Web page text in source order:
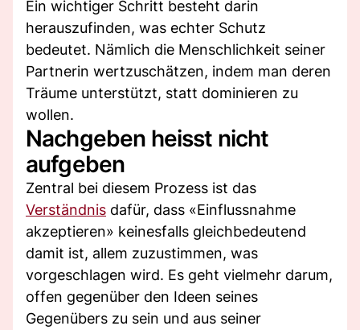
Ein wichtiger Schritt besteht darin
herauszufinden, was echter Schutz
bedeutet. Nämlich die Menschlichkeit seiner
Partnerin wertzuschätzen, indem man deren
Träume unterstützt, statt dominieren zu
wollen.
Nachgeben heisst nicht
aufgeben
Zentral bei diesem Prozess ist das
Verständnis dafür, dass «Einflussnahme
akzeptieren» keinesfalls gleichbedeutend
damit ist, allem zuzustimmen, was
vorgeschlagen wird. Es geht vielmehr darum,
offen gegenüber den Ideen seines
Gegenübers zu sein und aus seiner